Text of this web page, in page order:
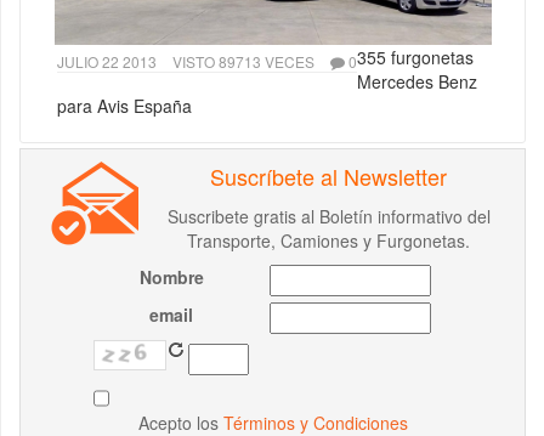
JULIO 22 2013 VISTO 89713 VECES 0355 furgonetas
Mercedes Benz
para Avis España
Suscríbete al Newsletter
Suscribete gratis al Boletín informativo del
Transporte, Camiones y Furgonetas.
Nombre
email
Acepto los Términos y Condiciones